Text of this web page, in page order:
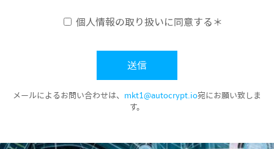
個人情報の取り扱いに同意する＊
メールによるお問い合わせは、 mkt1@autocrypt.io宛にお願い致しま
す。